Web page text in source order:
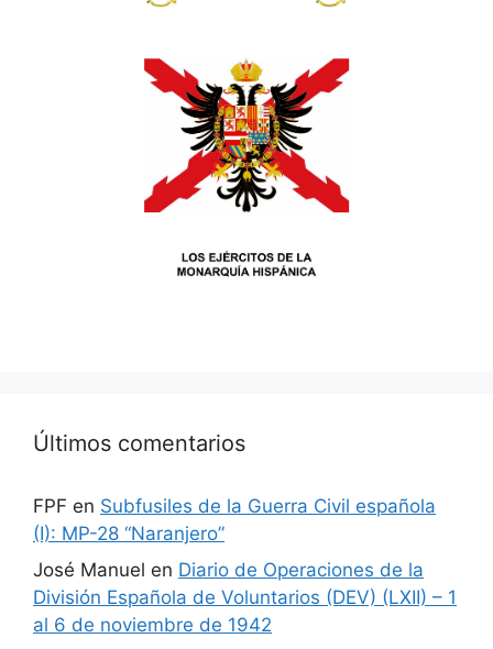
Últimos comentarios
FPF en Subfusiles de la Guerra Civil española
(I): MP-28 “Naranjero”
José Manuel en Diario de Operaciones de la
División Española de Voluntarios (DEV) (LXII) – 1
al 6 de noviembre de 1942